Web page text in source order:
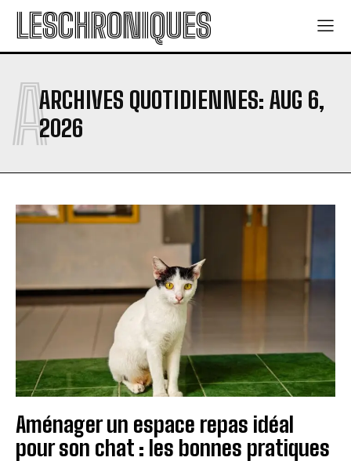
LESCHRONIQUES
ARCHIVES QUOTIDIENNES: AUG 6,
2026
A
Aménager un espace repas idéal
pour son chat : les bonnes pratiques